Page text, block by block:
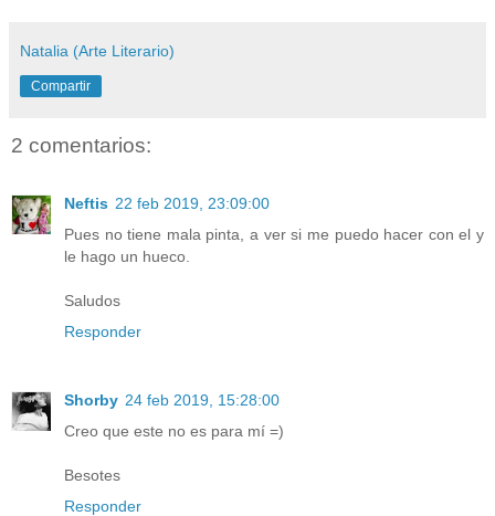
Natalia (Arte Literario)
Compartir
2 comentarios:
Neftis 22 feb 2019, 23:09:00
Pues no tiene mala pinta, a ver si me puedo hacer con el y
le hago un hueco.
Saludos
Responder
Shorby 24 feb 2019, 15:28:00
Creo que este no es para mí =)
Besotes
Responder